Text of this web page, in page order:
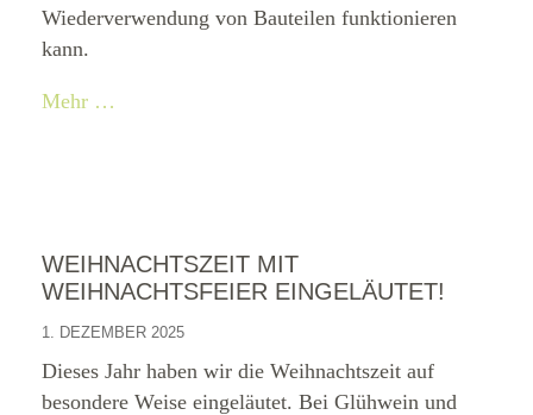
Wiederverwendung von Bauteilen funktionieren
kann.
Mehr …
WEIHNACHTSZEIT MIT
WEIHNACHTSFEIER EINGELÄUTET!
1. DEZEMBER 2025
Dieses Jahr haben wir die Weihnachtszeit auf
besondere Weise eingeläutet. Bei Glühwein und